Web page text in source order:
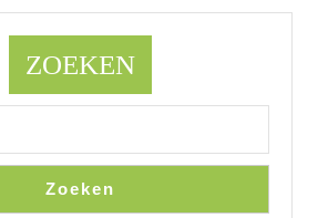
ZOEKEN
Zoeken